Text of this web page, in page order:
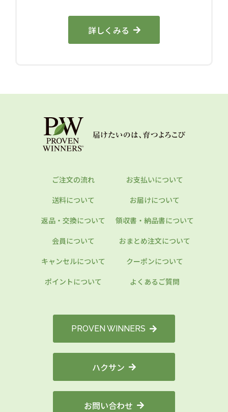
詳しくみる
ご注文の流れ
お支払いについて
送料について
お届けについて
返品・交換について
領収書・納品書について
会員について
おまとめ注文について
キャンセルについて
クーポンについて
ポイントについて
よくあるご質問
PROVEN WINNERS
ハクサン
お問い合わせ